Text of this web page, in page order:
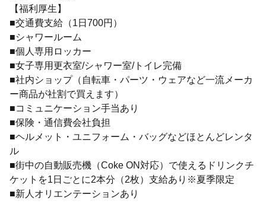
【福利厚生】
■交通費支給（1日700円）
■シャワールーム
■個人専用ロッカー
■女子専用更衣室/シャワー室/トイレ完備
■社内ショップ（自転車・パーツ・ウェアなど一流メーカ
ー商品が社割で買えます）
■コミュニケーション手当あり
■保険・通信費会社負担
■ヘルメット・ユニフォーム・バッグなどほとんどレンタ
ル
■街中の自動販売機（Coke ON対応）で使えるドリンクチ
ケットを1日ごとに2本分（2枚）支給あり※夏季限定
■新人オリエンテーションあり